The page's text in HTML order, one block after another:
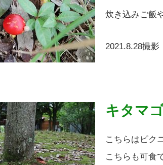
炊き込みご飯
2021.8.28撮影
キタマ
こちらはピク
こちらも可食